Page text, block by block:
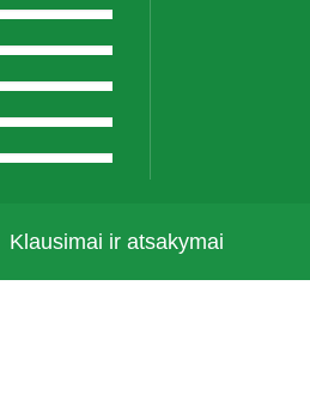
Klausimai ir atsakymai